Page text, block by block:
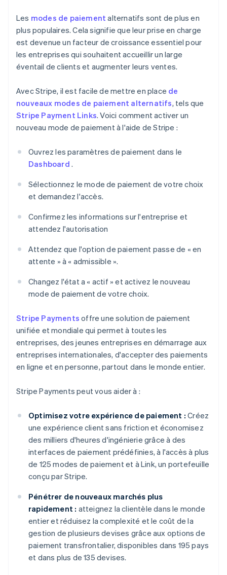
Les modes de paiement alternatifs sont de plus en
plus populaires. Cela signifie que leur prise en charge
est devenue un facteur de croissance essentiel pour
les entreprises qui souhaitent accueillir un large
éventail de clients et augmenter leurs ventes.
Avec Stripe, il est facile de mettre en place de
nouveaux modes de paiement alternatifs, tels que
Stripe Payment Links. Voici comment activer un
nouveau mode de paiement à l'aide de Stripe :
Ouvrez les paramètres de paiement dans le
Dashboard .
Sélectionnez le mode de paiement de votre choix
et demandez l'accès.
Confirmez les informations sur l'entreprise et
attendez l'autorisation
Attendez que l'option de paiement passe de « en
attente » à « admissible ».
Changez l'état a « actif » et activez le nouveau
mode de paiement de votre choix.
Stripe Payments offre une solution de paiement
unifiée et mondiale qui permet à toutes les
entreprises, des jeunes entreprises en démarrage aux
entreprises internationales, d'accepter des paiements
en ligne et en personne, partout dans le monde entier.
Stripe Payments peut vous aider à :
Optimisez votre expérience de paiement : Créez
une expérience client sans friction et économisez
des milliers d'heures d'ingénierie grâce à des
interfaces de paiement prédéfinies, à l'accès à plus
de 125 modes de paiement et à Link, un portefeuille
conçu par Stripe.
Pénétrer de nouveaux marchés plus
rapidement : atteignez la clientèle dans le monde
entier et réduisez la complexité et le coût de la
gestion de plusieurs devises grâce aux options de
paiement transfrontalier, disponibles dans 195 pays
et dans plus de 135 devises.